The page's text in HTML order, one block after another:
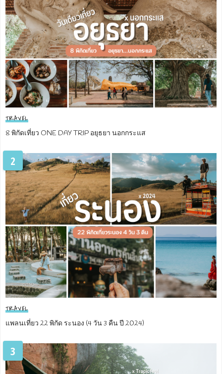
TRAVEL
8 พิกัดเที่ยว ONE DAY TRIP อยุธยา นอกกระแส
2
TRAVEL
แพลนเที่ยว 22 พิกัด ระนอง (4 วัน 3 คืน ปี 2024)
3